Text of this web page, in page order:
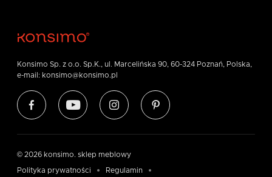
Konsimo Sp. z o.o. Sp.K., ul. Marcelińska 90, 60-324 Poznań, Polska,
e-mail: konsimo@konsimo.pl
© 2026 konsimo. sklep meblowy
Polityka prywatności
Regulamin